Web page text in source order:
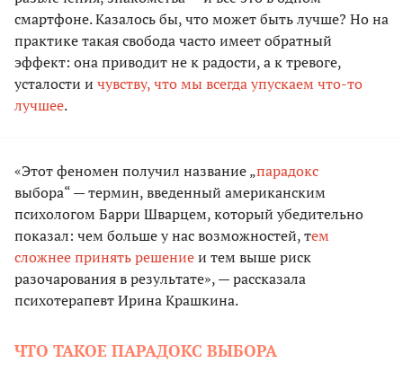
смартфоне. Казалось бы, что может быть лучше? Но на
практике такая свобода часто имеет обратный
эффект: она приводит не к радости, а к тревоге,
усталости и чувству, что мы всегда упускаем что-то
лучшее.
«Этот феномен получил название „парадокс
выбора“ — термин, введенный американским
психологом Барри Шварцем, который убедительно
показал: чем больше у нас возможностей, тем
сложнее принять решениеи тем выше риск
разочарования в результате», — рассказала
психотерапевт Ирина Крашкина.
ЧТО ТАКОЕ ПАРАДОКС ВЫБОРА